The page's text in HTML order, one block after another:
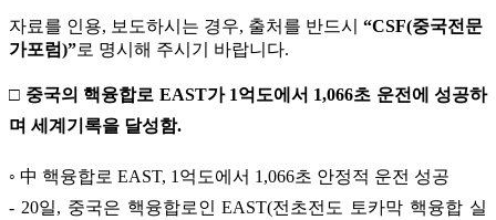
자료를 인용, 보도하시는 경우, 출처를 반드시 “CSF(중국전문
가포럼)”로 명시해 주시기 바랍니다.
□ 중국의 핵융합로 EAST가 1억도에서 1,066초 운전에 성공하
며 세계기록을 달성함.
◦ 中 핵융합로 EAST, 1억도에서 1,066초 안정적 운전 성공
- 20일, 중국은 핵융합로인 EAST(전초전도 토카막 핵융합 실